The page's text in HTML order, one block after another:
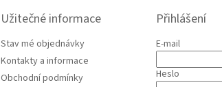
Užitečné informace
Stav mé objednávky
Kontakty a informace
Obchodní podmínky
Přihlášení
E-mail
Heslo